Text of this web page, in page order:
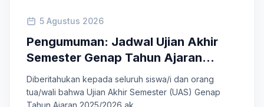
5 Agustus 2026
Pengumuman: Jadwal Ujian Akhir
Semester Genap Tahun Ajaran
2025/2026
Diberitahukan kepada seluruh siswa/i dan orang
tua/wali bahwa Ujian Akhir Semester (UAS) Genap
Tahun Ajaran 2025/2026 ak...